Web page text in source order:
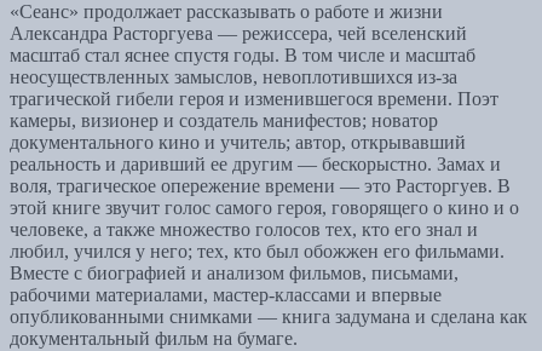
«Сеанс» продолжает рассказывать о работе и жизни
Александра Расторгуева — режиссера, чей вселенский
масштаб стал яснее спустя годы. В том числе и масштаб
неосуществленных замыслов, невоплотившихся из-за
трагической гибели героя и изменившегося времени. Поэт
камеры, визионер и создатель манифестов; новатор
документального кино и учитель; автор, открывавший
реальность и даривший ее другим — бескорыстно. Замах и
воля, трагическое опережение времени — это Расторгуев. В
этой книге звучит голос самого героя, говорящего о кино и о
человеке, а также множество голосов тех, кто его знал и
любил, учился у него; тех, кто был обожжен его фильмами.
Вместе с биографией и анализом фильмов, письмами,
рабочими материалами, мастер-классами и впервые
опубликованными снимками — книга задумана и сделана как
документальный фильм на бумаге.